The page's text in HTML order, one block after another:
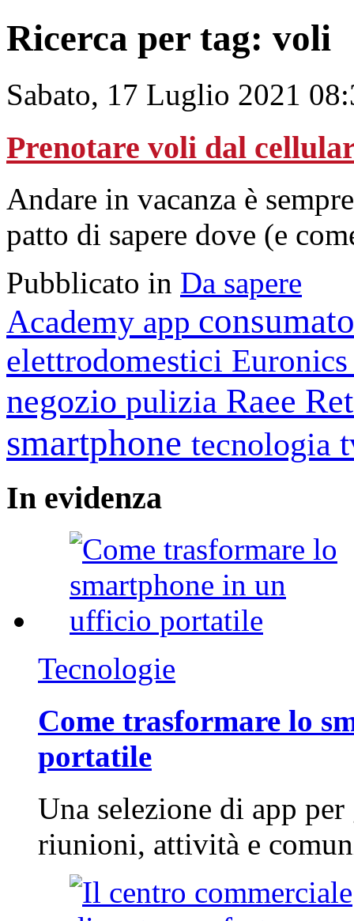
Ricerca per tag: voli
Sabato, 17 Luglio 2021
Prenotare voli dal
Andare in vacanza è
patto di sapere dove (e
Pubblicato in Da sapere
Academy app
elettrodomestici
negozio pulizia Raee
smartphone tecnologia
In evidenza
Tecnologie
Come trasformare lo
portatile
Una selezione di app
riunioni, attività e